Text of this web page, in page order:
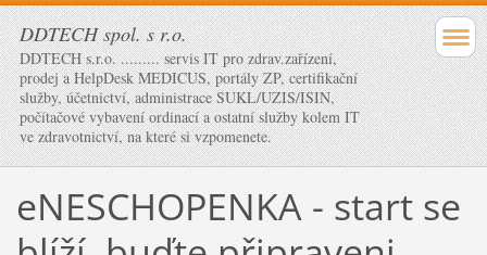
DDTECH spol. s r.o.
DDTECH s.r.o. ......... servis IT pro zdrav.zařízení,
prodej a HelpDesk MEDICUS, portály ZP, certifikační
služby, účetnictví, administrace SUKL/UZIS/ISIN,
počítačové vybavení ordinací a ostatní služby kolem IT
ve zdravotnictví, na které si vzpomenete.
eNESCHOPENKA - start se